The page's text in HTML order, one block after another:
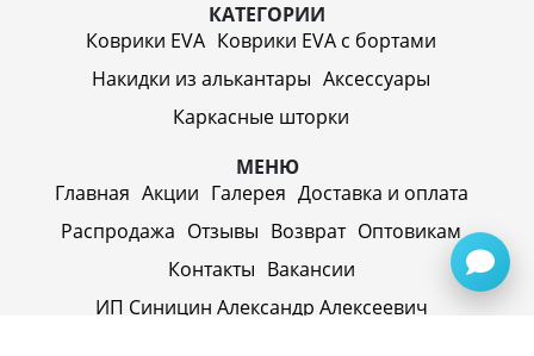
КАТЕГОРИИ
Коврики EVA Коврики EVA c бортами
Накидки из алькантары Аксессуары
Каркасные шторки
МЕНЮ
Главная Акции Галерея Доставка и оплата
Распродажа Отзывы Возврат Оптовикам
Контакты Вакансии
ИП Синицин Александр Алексеевич